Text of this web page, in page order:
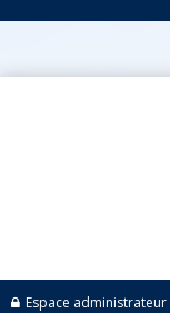
Espace administrateur